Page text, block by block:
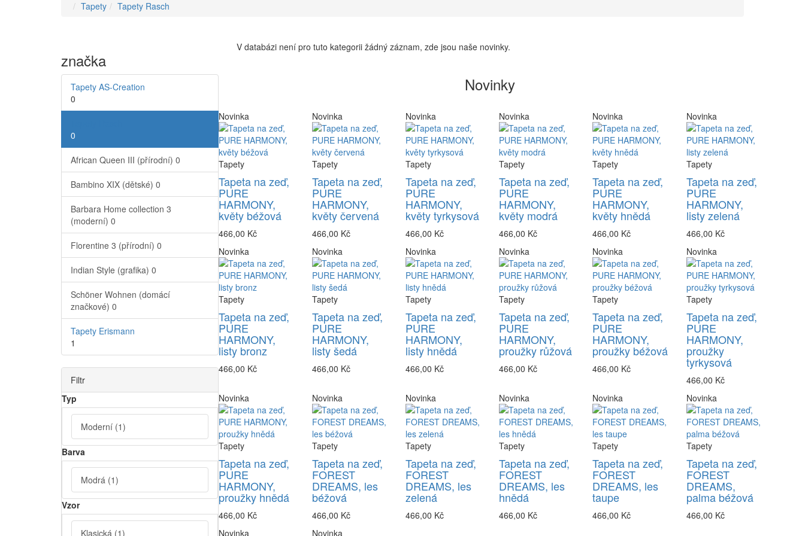
Tapety Tapety Rasch
značka
Tapety AS-Creation
0
0
African Queen III (přírodní) 0
Bambino XIX (dětské) 0
Barbara Home collection 3
(moderní) 0
Florentine 3 (přírodní) 0
Indian Style (grafika) 0
Schöner Wohnen (domácí
značkové) 0
Tapety Erismann
1
Filtr
Typ
Moderní (1)
Barva
Modrá (1)
Vzor
Klasická (1)
V databázi není pro tuto kategorii žádný záznam, zde jsou naše novinky.
Novinky
Novinka
Tapety
Tapeta na zeď,
PURE
HARMONY,
květy béžová
466,00 Kč
Novinka
Tapety
Tapeta na zeď,
PURE
HARMONY,
květy červená
466,00 Kč
Novinka
Tapety
Tapeta na zeď,
PURE
HARMONY,
květy tyrkysová
466,00 Kč
Novinka
Tapety
Tapeta na zeď,
PURE
HARMONY,
květy modrá
466,00 Kč
Novinka
Tapety
Tapeta na zeď,
PURE
HARMONY,
květy hnědá
466,00 Kč
Novinka
Tapety
Tapeta na zeď,
PURE
HARMONY,
listy zelená
466,00 Kč
Novinka
Tapety
Tapeta na zeď,
PURE
HARMONY,
listy bronz
466,00 Kč
Novinka
Tapety
Tapeta na zeď,
PURE
HARMONY,
listy šedá
466,00 Kč
Novinka
Tapety
Tapeta na zeď,
PURE
HARMONY,
listy hnědá
466,00 Kč
Novinka
Tapety
Tapeta na zeď,
PURE
HARMONY,
proužky růžová
466,00 Kč
Novinka
Tapety
Tapeta na zeď,
PURE
HARMONY,
proužky béžová
466,00 Kč
Novinka
Tapety
Tapeta na zeď,
PURE
HARMONY,
proužky
tyrkysová
466,00 Kč
Novinka
Tapety
Tapeta na zeď,
PURE
HARMONY,
proužky hnědá
466,00 Kč
Novinka
Tapety
Tapeta na zeď,
FOREST
DREAMS, les
béžová
466,00 Kč
Novinka
Tapety
Tapeta na zeď,
FOREST
DREAMS, les
zelená
466,00 Kč
Novinka
Tapety
Tapeta na zeď,
FOREST
DREAMS, les
hnědá
466,00 Kč
Novinka
Tapety
Tapeta na zeď,
FOREST
DREAMS, les
taupe
466,00 Kč
Novinka
Tapety
Tapeta na zeď,
FOREST
DREAMS,
palma béžová
466,00 Kč
Novinka
Novinka